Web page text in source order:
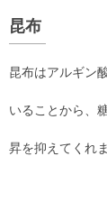
昆布
昆布はアルギン
いることから、
昇を抑えてくれま